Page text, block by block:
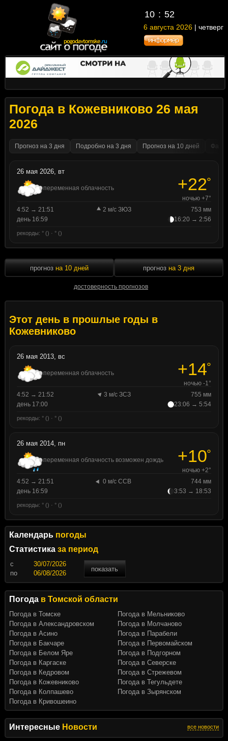
10 52
6 августа 2026 | четверг
Интересные Новости все новости
Погода в Кожевниково 26 мая
2026
Прогноз на 3 дня Подробно на 3 дня Прогноз на 10 дней
26 мая 2026, вт
переменная облачность +22°
ночью +7°
4:52 → 21:51
2 м/с ЗЮЗ
753 мм
день 16:59
16:20 → 2:56
рекорды: ° () · ° ()
прогноз на 10 дней
достоверность прогнозов
прогноз на 3 дня
Этот день в прошлые годы в
Кожевниково
26 мая 2013, вс
переменная облачность +14°
ночью -1°
4:52 → 21:52
3 м/с ЗСЗ
755 мм
день 17:00
23:06 → 5:54
рекорды: ° () · ° ()
26 мая 2014, пн
переменная облачность возможен дождь +10°
ночью +2°
4:52 → 21:51
0 м/с ССВ
744 мм
день 16:59
3:53 → 18:53
рекорды: ° () · ° ()
Календарь погоды
Статистика за период
c
показать
по
Погода в Томской области
Погода в Томске
Погода в Александровском
Погода в Асино
Погода в Бакчаре
Погода в Белом Яре
Погода в Каргаске
Погода в Кедровом
Погода в Кожевниково
Погода в Колпашево
Погода в Кривошеино
Погода в Мельниково
Погода в Молчаново
Погода в Парабели
Погода в Первомайском
Погода в Подгорном
Погода в Северске
Погода в Стрежевом
Погода в Тегульдете
Погода в Зырянском